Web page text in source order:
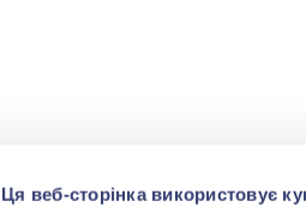
Ця веб-сторінка використовує